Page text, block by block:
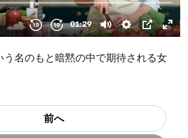
名のもと暗黙の中で期待される女
前へ